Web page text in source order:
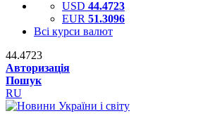
USD 44.4723
EUR 51.3096
Всі курси валют
44.4723
Авторизація
Пошук
RU